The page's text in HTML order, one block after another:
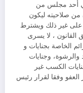
في أحد مجلس من
من صلاحيته ليكون
على غير ذلك ويشترط
، لا يسرى
الخاصة بجنايات و
والرشوة، وجنايات
الكسب غير
وفقا لقرار رئيس